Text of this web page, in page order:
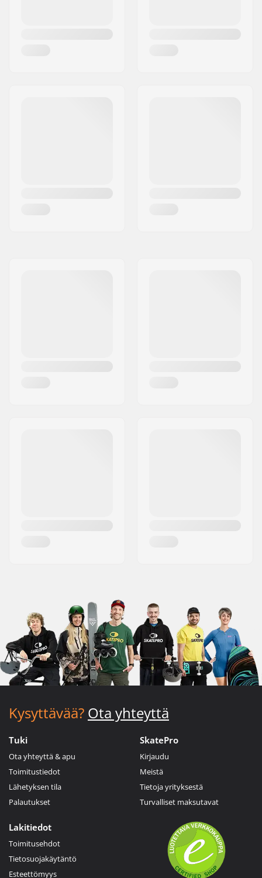
Kysyttävää? Ota yhteyttä
Tuki
Ota yhteyttä & apu
Toimitustiedot
Lähetyksen tila
Palautukset
SkatePro
Kirjaudu
Meistä
Tietoja yrityksestä
Turvalliset maksutavat
Lakitiedot
Toimitusehdot
Tietosuojakäytäntö
Esteettömyys